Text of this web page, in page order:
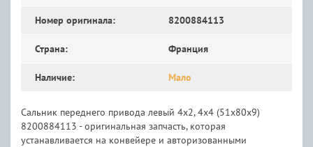
Номер оригинала: 8200884113
Страна: Франция
Наличие: Мало
Сальник переднего привода левый 4х2, 4х4 (51х80х9)
8200884113 - оригинальная запчасть, которая
устанавливается на конвейере и авторизованными